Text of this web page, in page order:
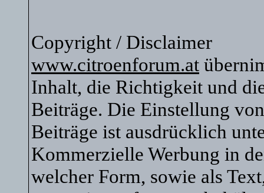
Copyright / Disclaimer
www.citroenforum.at
Inhalt, die Richtigkeit und
Beiträge. Die Einstellung
Beiträge ist ausdrücklich
Kommerzielle Werbung in
welcher Form, sowie als